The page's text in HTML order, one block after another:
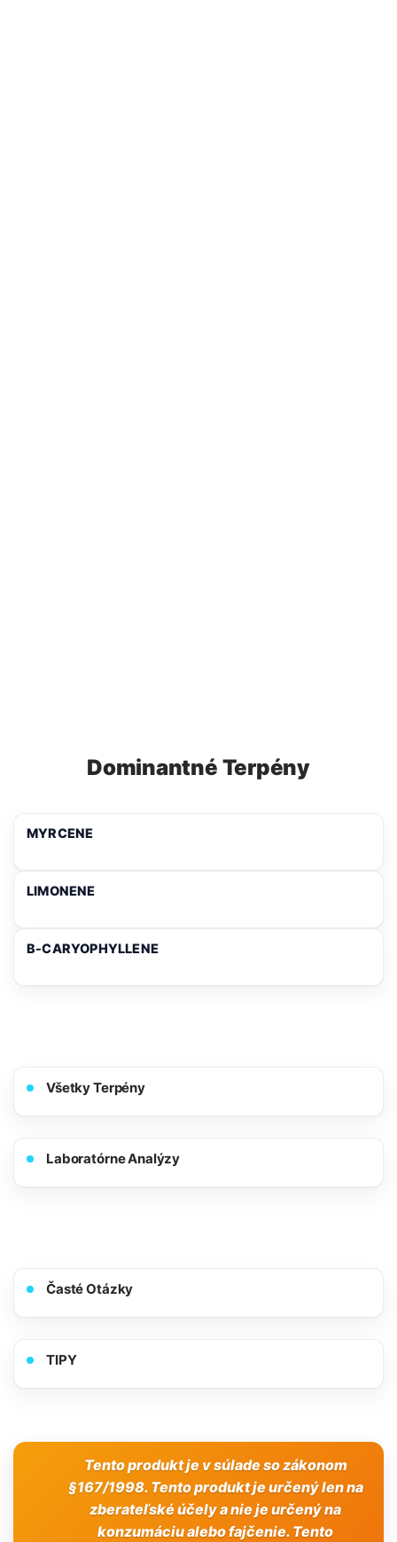
Dominantné Terpény
MYRCENE
LIMONENE
Β-CARYOPHYLLENE
Všetky Terpény
Laboratórne Analýzy
Časté Otázky
TIPY
Tento produkt je v súlade so zákonom
§167/1998. Tento produkt je určený len na
zberateľské účely a nie je určený na
konzumáciu alebo fajčenie. Tento